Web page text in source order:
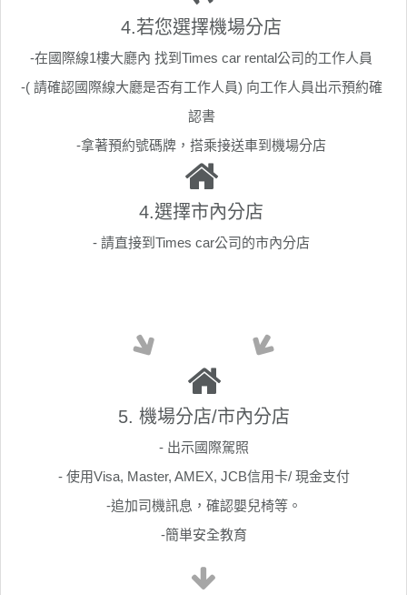
4.若您選擇機場分店
-在國際線1樓大廳內 找到Times car rental公司的工作人員
-( 請確認國際線大廳是否有工作人員) 向工作人員出示預約確
認書
-拿著預約號碼牌，搭乘接送車到機場分店
4.選擇市內分店
- 請直接到Times car公司的市內分店
5. 機場分店/市內分店
- 出示國際駕照
- 使用Visa, Master, AMEX, JCB信用卡/ 現金支付
-追加司機訊息，確認嬰兒椅等。
-簡単安全教育